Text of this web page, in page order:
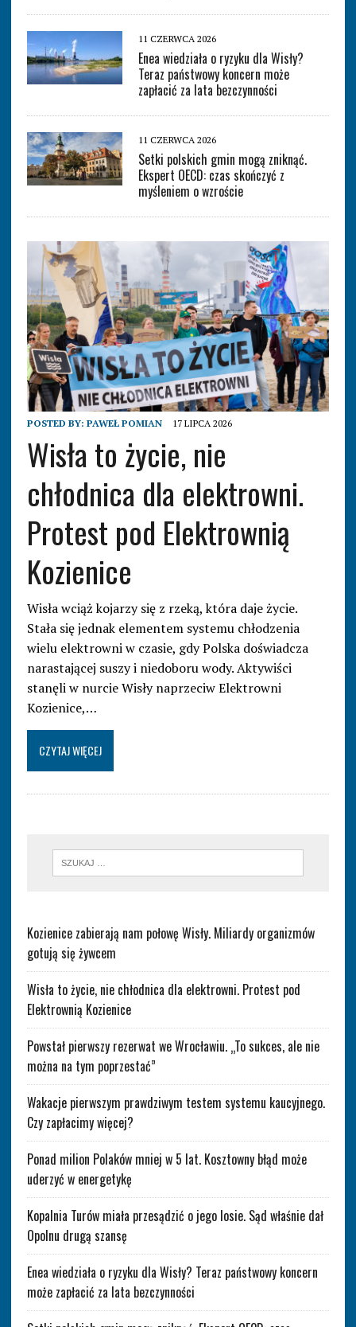
11 CZERWCA 2026
Enea wiedziała o ryzyku dla Wisły?
Teraz państwowy koncern może
zapłacić za lata bezczynności
11 CZERWCA 2026
Setki polskich gmin mogą zniknąć.
Ekspert OECD: czas skończyć z
myśleniem o wzroście
POSTED BY: PAWEŁ POMIAN 17 LIPCA 2026
Wisła to życie, nie
chłodnica dla elektrowni.
Protest pod Elektrownią
Kozienice
Wisła wciąż kojarzy się z rzeką, która daje życie.
Stała się jednak elementem systemu chłodzenia
wielu elektrowni w czasie, gdy Polska doświadcza
narastającej suszy i niedoboru wody. Aktywiści
stanęli w nurcie Wisły naprzeciw Elektrowni
Kozienice,…
CZYTAJ WIĘCEJ
Kozienice zabierają nam połowę Wisły. Miliardy organizmów
gotują się żywcem
Wisła to życie, nie chłodnica dla elektrowni. Protest pod
Elektrownią Kozienice
Powstał pierwszy rezerwat we Wrocławiu. „To sukces, ale nie
można na tym poprzestać”
Wakacje pierwszym prawdziwym testem systemu kaucyjnego.
Czy zapłacimy więcej?
Ponad milion Polaków mniej w 5 lat. Kosztowny błąd może
uderzyć w energetykę
Kopalnia Turów miała przesądzić o jego losie. Sąd właśnie dał
Opolnu drugą szansę
Enea wiedziała o ryzyku dla Wisły? Teraz państwowy koncern
może zapłacić za lata bezczynności